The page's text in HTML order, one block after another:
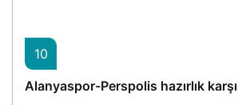
10
Alanyaspor-Perspolis hazırlık